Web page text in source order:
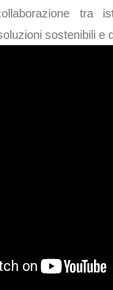
tra
sostenibili e